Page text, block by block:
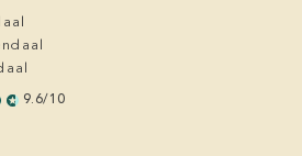
9.6/10